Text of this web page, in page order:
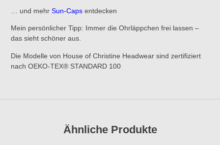
… und mehrSun-Caps entdecken
Mein persönlicher Tipp: Immer die Ohrläppchen frei lassen –
das sieht schöner aus.
Die Modelle von House of Christine Headwear sind zertifiziert
nach OEKO-TEX® STANDARD 100
Ähnliche Produkte